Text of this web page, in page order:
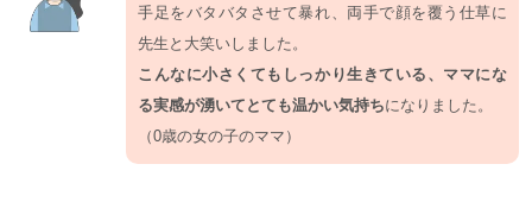
手足をバタバタさせて暴れ、両手で顔を覆う仕草に
先生と大笑いしました。
こんなに小さくてもしっかり生きている、ママにな
る実感が湧いてとても温かい気持ちになりました。
（0歳の女の子のママ）